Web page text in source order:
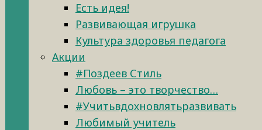
Есть идея!
Развивающая игрушка
Культура здоровья педагога
Акции
#Поздеев Стиль
Любовь – это творчество…
#Учитьвдохновлятьразвивать
Любимый учитель